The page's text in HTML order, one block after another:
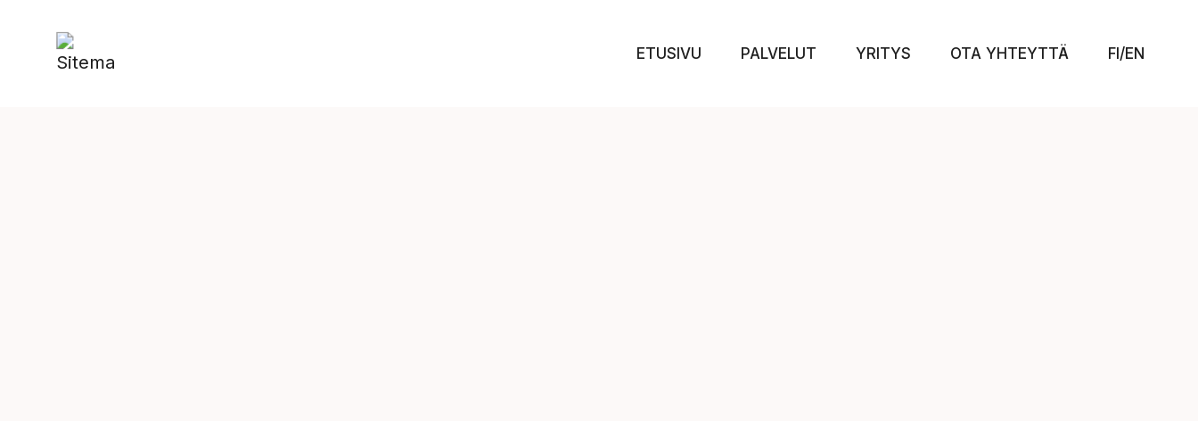
ETUSIVU PALVELUT YRITYS OTA YHTEYTTÄ FI/EN